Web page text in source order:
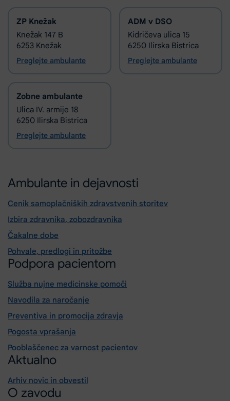
ZP Knežak
Knežak 147 B
6253 Knežak
Preglejte ambulante
ADM v DSO
Kidričeva ulica 15
6250 Ilirska Bistrica
Preglejte ambulante
Zobne ambulante
Ulica IV. armije 18
6250 Ilirska Bistrica
Preglejte ambulante
Ambulante in dejavnosti
Cenik samoplačniških zdravstvenih storitev
Izbira zdravnika, zobozdravnika
Čakalne dobe
Pohvale, predlogi in pritožbe
Podpora pacientom
Služba nujne medicinske pomoči
Navodila za naročanje
Preventiva in promocija zdravja
Pogosta vprašanja
Pooblaščenec za varnost pacientov
Aktualno
Arhiv novic in obvestil
O zavodu